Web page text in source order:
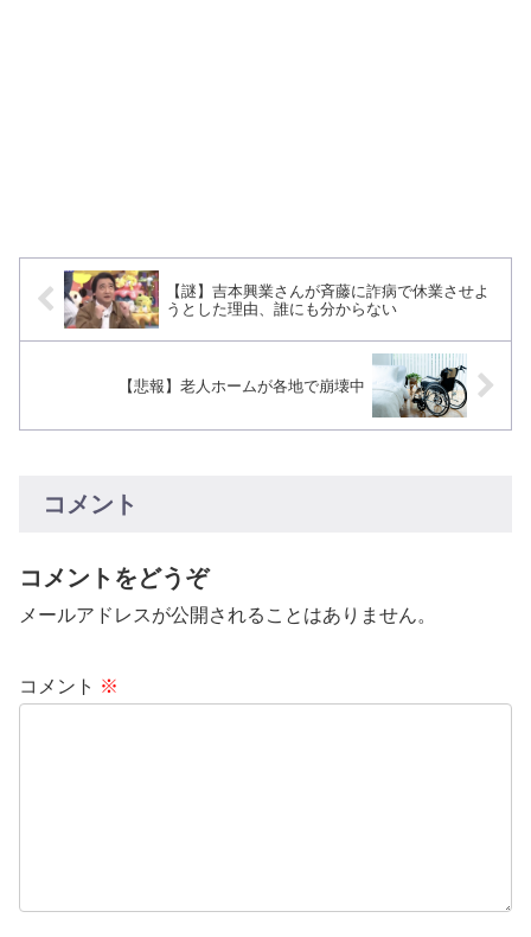
【謎】吉本興業さんが斉藤に詐病で休業させよ
うとした理由、誰にも分からない
【悲報】老人ホームが各地で崩壊中
コメント
コメントをどうぞ
メールアドレスが公開されることはありません。
コメント ※